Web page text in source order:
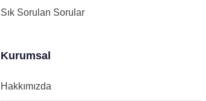
Sık Sorulan Sorular
Kurumsal
Hakkımızda